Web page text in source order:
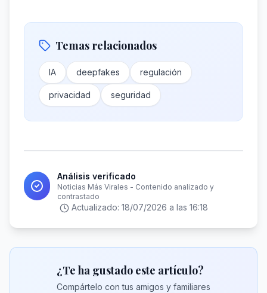
Temas relacionados
IA deepfakes regulación
privacidad seguridad
Análisis verificado
Noticias Más Virales - Contenido analizado y
contrastado
Actualizado: 18/07/2026 a las 16:18
¿Te ha gustado este artículo?
Compártelo con tus amigos y familiares